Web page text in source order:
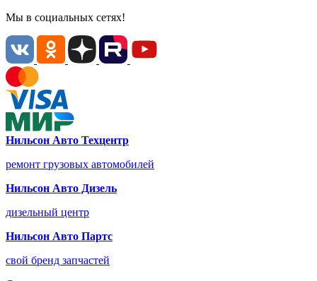
Мы в социальных сетях!
Нильсон Авто Техцентр
ремонт грузовых автомобилей
Нильсон Авто Дизель
дизельный центр
Нильсон Авто Партс
свой бренд запчастей